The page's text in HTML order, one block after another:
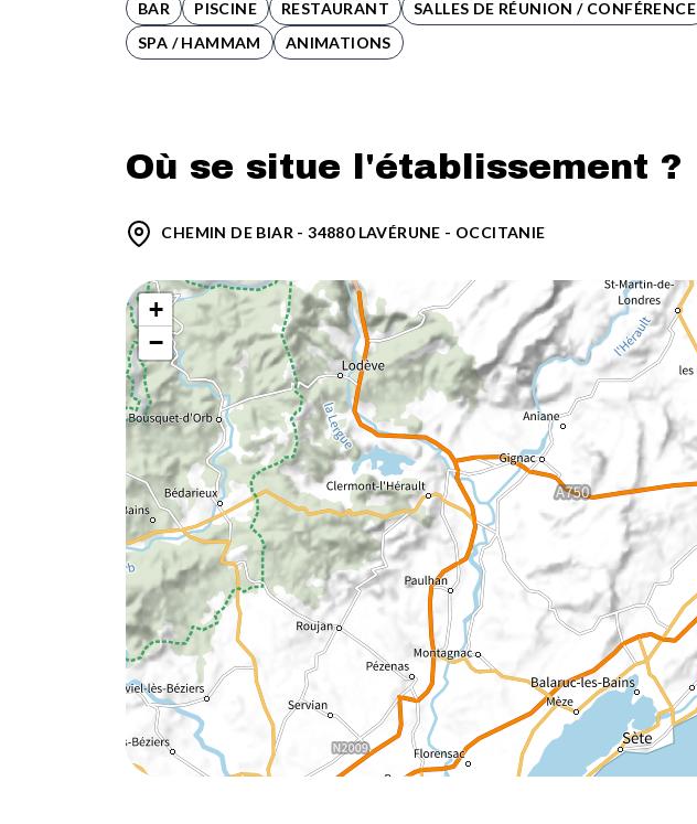
BAR PISCINE RESTAURANT
SALLES DE RÉUNION / CONFÉRENCE
SPA / HAMMAM
ANIMATIONS
Où se situe l'établissement ?
CHEMIN DE BIAR - 34880 LAVÉRUNE - OCCITANIE
+
−